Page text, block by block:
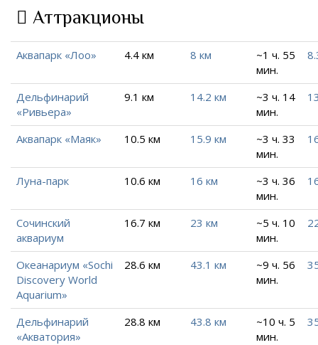
Аттракционы
Аквапарк «Лоо» 4.4 км 8 км
~1 ч. 55
мин.
Дельфинарий
«Ривьера»
9.1 км 14.2 км
~3 ч. 14
мин.
Аквапарк «Маяк» 10.5 км 15.9 км
~3 ч. 33
мин.
Луна-парк 10.6 км 16 км
~3 ч. 36
мин.
Сочинский
аквариум
16.7 км 23 км
~5 ч. 10
мин.
Океанариум «Sochi
Discovery World
Aquarium»
28.6 км 43.1 км
~9 ч. 56
мин.
Дельфинарий
«Акватория»
28.8 км 43.8 км
~10 ч. 5
мин.